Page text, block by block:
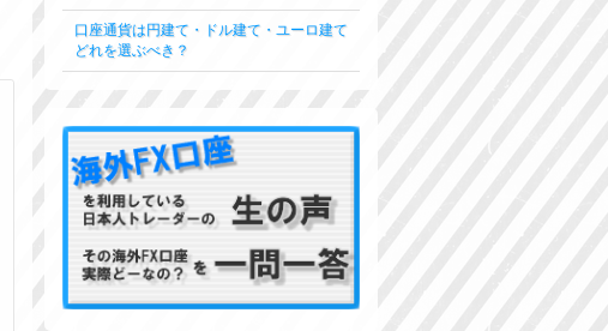
口座通貨は円建て・ドル建て・ユーロ建て
どれを選ぶべき？